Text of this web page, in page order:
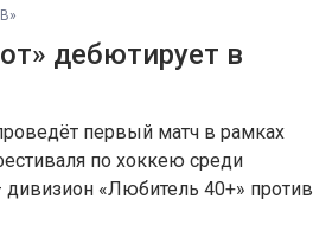
дебютирует в
первый матч в рамках
по хоккею среди
«Любитель 40+» против